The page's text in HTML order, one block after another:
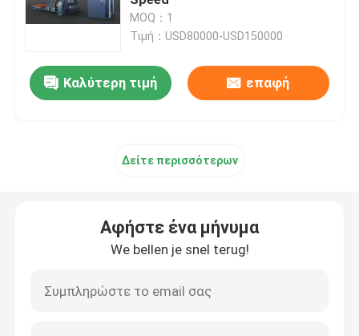
Πλαστικοποιητής φλάουτου υψηλής ταχύτητας
μηχανή τοποθέτησης σε στρώματα χαρτονιού
μηχανή φακέλλων gluer
Μηχανή αυτόματης στοίβαξης
MOQ：1
Τιμή：USD80000-USD150000
Καλύτερη τιμή επαφή
Δείτε περισσότερων
Αφήστε ένα μήνυμα
We bellen je snel terug!